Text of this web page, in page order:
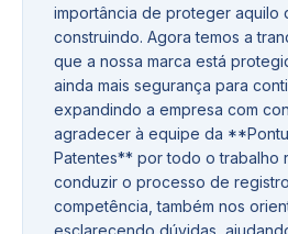
importância de proteger aquilo
construindo. Agora temos a
que a nossa marca está
ainda mais segurança para
expandindo a empresa com
agradecer à equipe da
Patentes** por todo o trabalho
conduzir o processo de
competência, também nos